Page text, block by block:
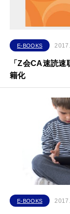
E-BOOKS
「Z会CA速読
籍化
E-BOOKS